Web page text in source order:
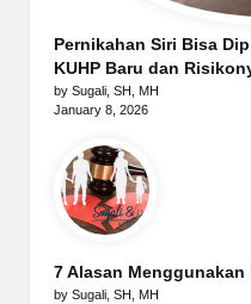
Pernikahan Siri Bisa
KUHP Baru dan
by Sugali, SH, MH
January 8, 2026
7 Alasan Menggunakan
by Sugali, SH, MH